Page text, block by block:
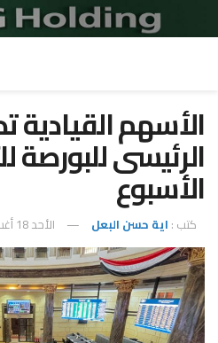
الأسهم القيادية
الرئيسى للبورصة
الأسبوع
كتب : اية حسن البعل الأحد 18 أغسطس 2024